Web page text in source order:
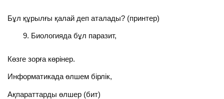
Бұл құрылғы қалай деп аталады? (принтер)
Биологияда бұл паразит,
Көзге зорға көрінер.
Информатикада өлшем бірлік,
Ақпараттарды өлшер (бит)